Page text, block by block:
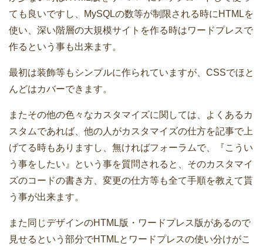
ても良いですし、MySQLの数等が制限される時にHTMLを
使い、深い階層の大規模サイトを作る時はワードプレスで
作るという事も出来ます。
最初は装飾等もシンプルに作られていますが、CSSでほと
んどはカバーできます。
またその他の色々なカスタマイズに関しては、よくあるカ
スタムであれば、他の人がカスタマイズの仕方を記事で上
げてる時もありますし、無ければフォーラムで、『こうい
う事をしたい』という事を質問されると、そのカスタマイ
ズのコードの書き方、変更の仕方等も全て手順を教えて貰
う事が出来ます。
また同じデザインのHTML版・ワードプレス版があるので
見せるという部分でHTMLとワードプレスの使い分けがこ